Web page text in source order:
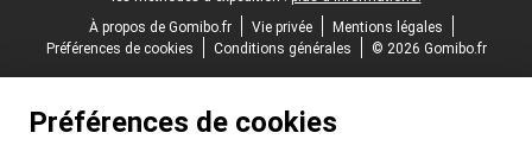
À propos de Gomibo.fr
Vie privée
Mentions légales
Préférences de cookies
Conditions générales © 2026 Gomibo.fr
Préférences de cookies